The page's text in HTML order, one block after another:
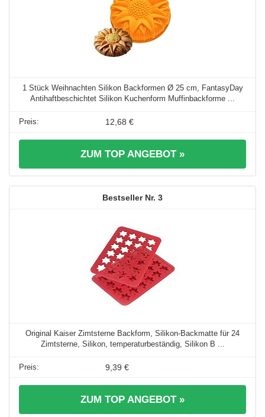
1 Stück Weihnachten Silikon Backformen Ø 25 cm, FantasyDay
Antihaftbeschichtet Silikon Kuchenform Muffinbackforme ...
12,68 €
ZUM TOP ANGEBOT »
3
Original Kaiser Zimtsterne Backform, Silikon-Backmatte für 24
Zimtsterne, Silikon, temperaturbeständig, Silikon B ...
9,39 €
ZUM TOP ANGEBOT »